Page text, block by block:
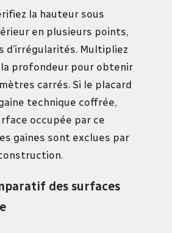
la hauteur sous
en plusieurs points,
d’irrégularités. Multipliez
profondeur pour obtenir
carrés. Si le placard
technique coffrée,
occupée par ce
gaines sont exclues par
des surfaces